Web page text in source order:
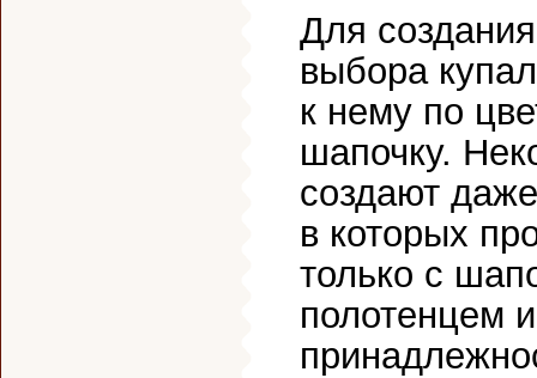
Для
выбора
к нему по
шапочку.
создают
в которых
только с
полотенцем